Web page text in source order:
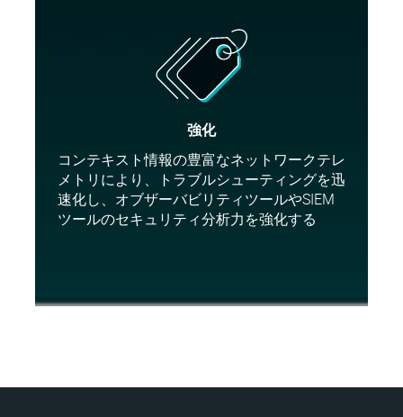
強化
コンテキスト情報の豊富なネットワークテレ
メトリにより、トラブルシューティングを迅
速化し、オブザーバビリティツールやSIEM
ツールのセキュリティ分析力を強化する